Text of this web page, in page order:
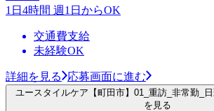
1日4時間 週1日からOK
交通費支給
未経験OK
詳細を見る 応募画面に進む
ユースタイルケア【町田市】01_重訪_非常勤_
を見る